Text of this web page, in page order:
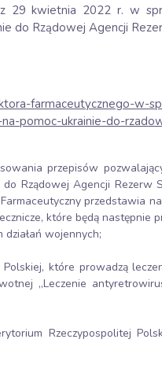
29 kwietnia 2022 r. w
do Rządowej Agencji
farmaceutycznego-w-
pomoc-ukrainie-do-
przepisów
Rządowej Agencji Rezerw
przedstawia
które będą następnie
wojennych;
które prowadzą
„Leczenie
Rzeczypospolitej